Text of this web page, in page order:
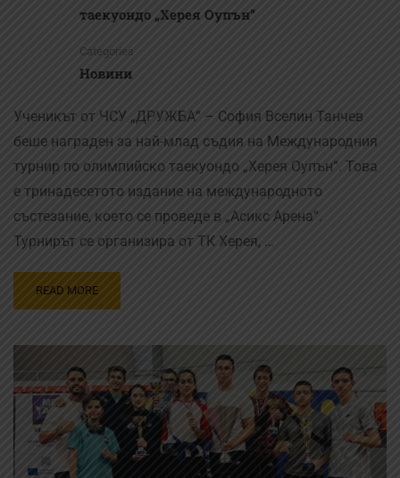
таекуондо „Херея Оупън“
Categories
Новини
Ученикът от ЧСУ „ДРУЖБА“ – София Вселин Танчев
беше награден за най-млад съдия на Международния
турнир по олимпийско таекуондо „Херея Оупън“. Това
е тринадесетото издание на международното
състезание, което се проведе в „Асикс Арена“.
Турнирът се организира от ТК Херея, …
READ MORE